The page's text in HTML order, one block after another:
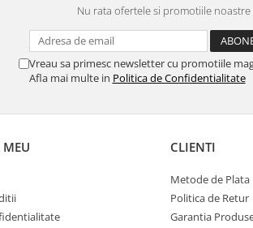
Nu rata ofertele si promotiile noastre
Vreau sa primesc newsletter cu promotiile
Afla mai multe in Politica de Confidentialitate
CLIENTI
Metode de Plata
Politica de Retur
Garantia